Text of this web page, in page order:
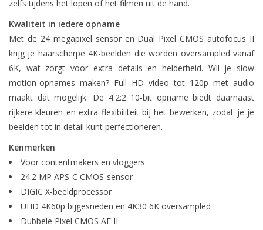
zelfs tijdens het lopen of het filmen uit de hand.
Kwaliteit in iedere opname
Met de 24 megapixel sensor en Dual Pixel CMOS autofocus II
krijg je haarscherpe 4K-beelden die worden oversampled vanaf
6K, wat zorgt voor extra details en helderheid. Wil je slow
motion-opnames maken? Full HD video tot 120p met audio
maakt dat mogelijk. De 4:2:2 10-bit opname biedt daarnaast
rijkere kleuren en extra flexibiliteit bij het bewerken, zodat je je
beelden tot in detail kunt perfectioneren.
Kenmerken
Voor contentmakers en vloggers
24.2 MP APS-C CMOS-sensor
DIGIC X-beeldprocessor
UHD 4K60p bijgesneden en 4K30 6K oversampled
Dubbele Pixel CMOS AF II